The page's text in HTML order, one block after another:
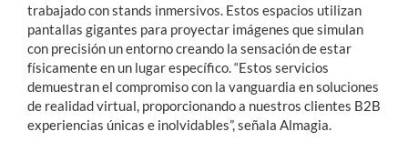
trabajado con stands inmersivos. Estos espacios utilizan
pantallas gigantes para proyectar imágenes que simulan
con precisión un entorno creando la sensación de estar
físicamente en un lugar específico. “Estos servicios
demuestran el compromiso con la vanguardia en soluciones
de realidad virtual, proporcionando a nuestros clientes B2B
experiencias únicas e inolvidables”, señala Almagia.